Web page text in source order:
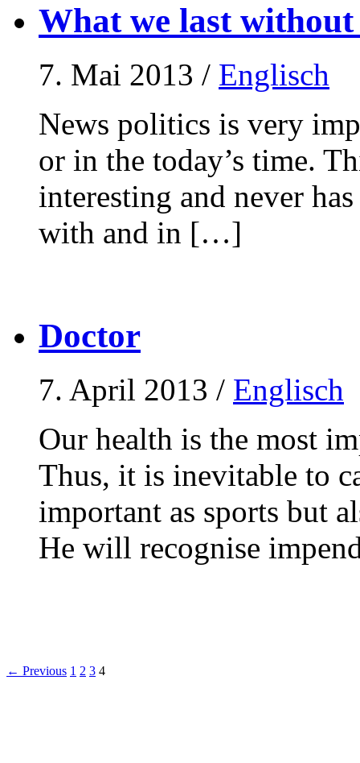
What we last
7. Mai 2013 / Englisch
News politics is very
or in the today’s time.
interesting and never
with and in […]
Doctor
7. April 2013 / Englisch
Our health is the most
Thus, it is inevitable to
important as sports but
He will recognise
← Previous 1 2 3 4